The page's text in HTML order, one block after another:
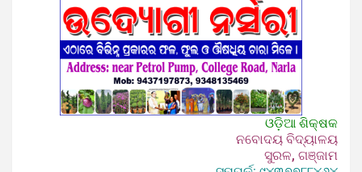
ଓଡ଼ିଆ ଶିକ୍ଷକ
ନବୋଦୟ ବିଦ୍ୟାଳୟ
ସୁରଳ, ଗଞ୍ଜାମ